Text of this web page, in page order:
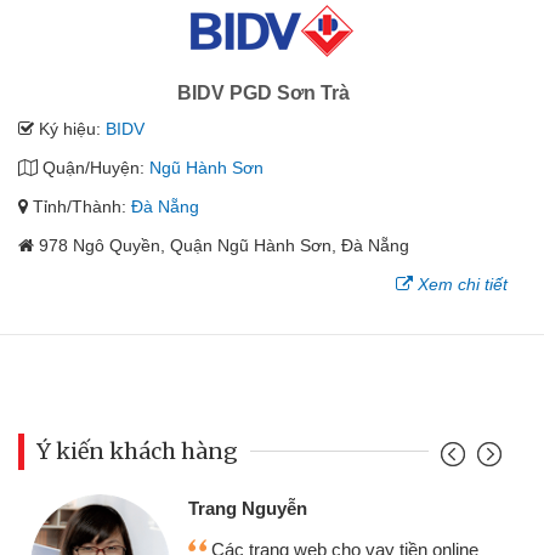
BIDV PGD Sơn Trà
Ký hiệu: BIDV
Quận/Huyện: Ngũ Hành Sơn
Tỉnh/Thành: Đà Nẵng
978 Ngô Quyền, Quận Ngũ Hành Sơn, Đà Nẵng
Xem chi tiết
Ý kiến khách hàng
Đoàn Hữu Cảnh
Mình cần tiền gấp nên định cầm cố